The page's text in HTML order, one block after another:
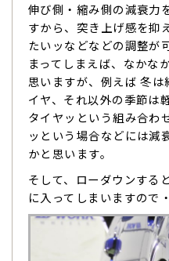
伸び側・縮み側の減衰力
すから、突き上げ感を抑
たいッなどなどの調整が
まってしまえば、なかな
思いますが、例えば 冬
イヤ、それ以外の季節は
タイヤッという組み合わ
ッという場合などには
かと思います。
そして、ローダウンする
に入ってしまいますので